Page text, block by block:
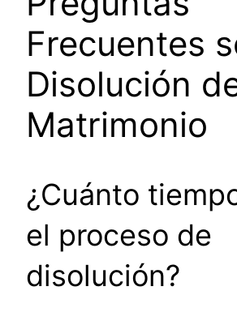
Frecuentes
Disolución
Matrimonio
¿Cuánto
el proceso de
disolución?